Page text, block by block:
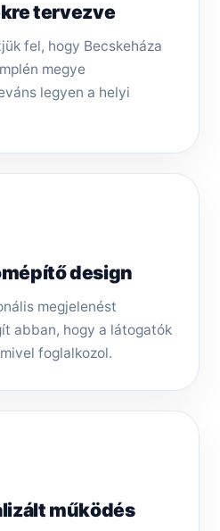
tervezve
fel, hogy Becskeháza
megye
legyen a helyi
design
megjelenést
abban, hogy a látogatók
foglalkozol.
működés